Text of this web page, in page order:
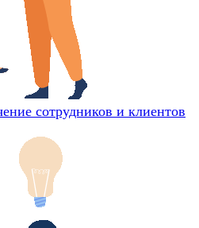
сотрудников и клиентов